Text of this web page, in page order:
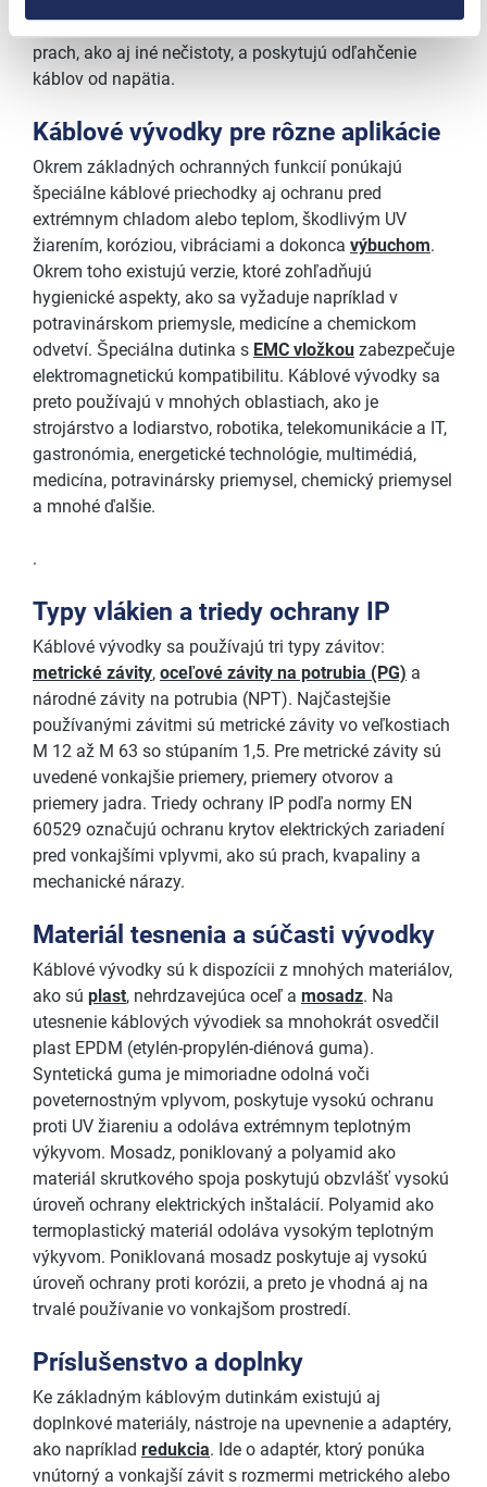
vonkajšími vplyvmi, ako sú ručné nárazy, vlhkosť,
prach, ako aj iné nečistoty, a poskytujú odľahčenie
káblov od napätia.
Káblové vývodky pre rôzne aplikácie
Okrem základných ochranných funkcií ponúkajú
špeciálne káblové priechodky aj ochranu pred
extrémnym chladom alebo teplom, škodlivým UV
žiarením, koróziou, vibráciami a dokonca výbuchom.
Okrem toho existujú verzie, ktoré zohľadňujú
hygienické aspekty, ako sa vyžaduje napríklad v
potravinárskom priemysle, medicíne a chemickom
odvetví. Špeciálna dutinka s EMC vložkou zabezpečuje
elektromagnetickú kompatibilitu. Káblové vývodky sa
preto používajú v mnohých oblastiach, ako je
strojárstvo a lodiarstvo, robotika, telekomunikácie a IT,
gastronómia, energetické technológie, multimédiá,
medicína, potravinársky priemysel, chemický priemysel
a mnohé ďalšie.
.
Typy vlákien a triedy ochrany IP
Káblové vývodky sa používajú tri typy závitov:
metrické závity, oceľové závity na potrubia (PG) a
národné závity na potrubia (NPT). Najčastejšie
používanými závitmi sú metrické závity vo veľkostiach
M 12 až M 63 so stúpaním 1,5. Pre metrické závity sú
uvedené vonkajšie priemery, priemery otvorov a
priemery jadra. Triedy ochrany IP podľa normy EN
60529 označujú ochranu krytov elektrických zariadení
pred vonkajšími vplyvmi, ako sú prach, kvapaliny a
mechanické nárazy.
Materiál tesnenia a súčasti vývodky
Káblové vývodky sú k dispozícii z mnohých materiálov,
ako sú plast, nehrdzavejúca oceľ a mosadz. Na
utesnenie káblových vývodiek sa mnohokrát osvedčil
plast EPDM (etylén-propylén-diénová guma).
Syntetická guma je mimoriadne odolná voči
poveternostným vplyvom, poskytuje vysokú ochranu
proti UV žiareniu a odoláva extrémnym teplotným
výkyvom. Mosadz, poniklovaný a polyamid ako
materiál skrutkového spoja poskytujú obzvlášť vysokú
úroveň ochrany elektrických inštalácií. Polyamid ako
termoplastický materiál odoláva vysokým teplotným
výkyvom. Poniklovaná mosadz poskytuje aj vysokú
úroveň ochrany proti korózii, a preto je vhodná aj na
trvalé používanie vo vonkajšom prostredí.
Príslušenstvo a doplnky
Ke základným káblovým dutinkám existujú aj
doplnkové materiály, nástroje na upevnenie a adaptéry,
ako napríklad redukcia. Ide o adaptér, ktorý ponúka
vnútorný a vonkajší závit s rozmermi metrického alebo